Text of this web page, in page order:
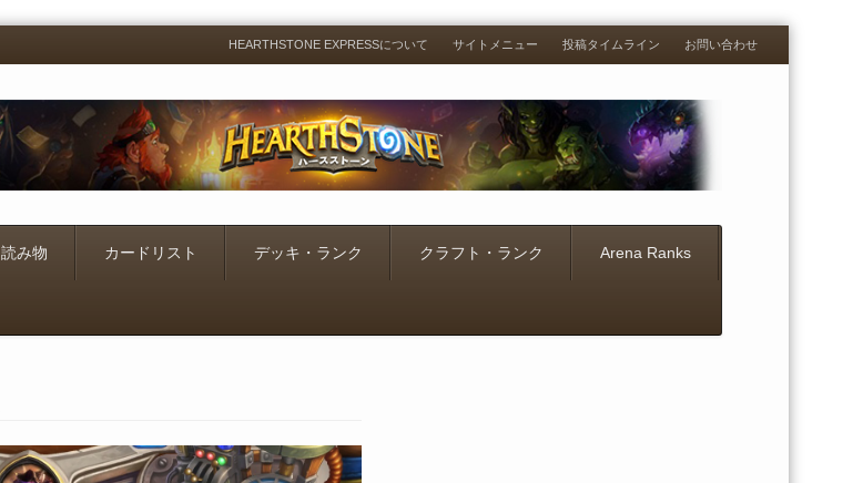
Menu
Skip
to
HEARTHSTONE EXPRESSについて サイトメニュー 投稿タイムライン お問い合わせ
読み物 カードリスト デッキ・ランク クラフト・ランク Arena Ranks